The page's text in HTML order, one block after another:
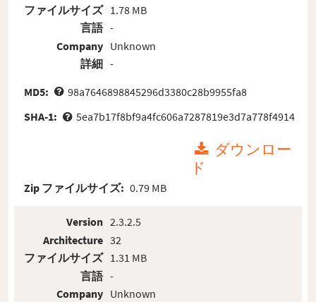
ファイルサイズ
言語
Company
詳細
1.78 MB
-
Unknown
-
MD5:
98a7646898845296d3380c28b9955fa8
SHA-1:
5ea7b17f8bf9a4fc606a7287819e3d7a778f4914
ダウンロー
ド
Zip ファイルサイズ: 0.79 MB
Version
Architecture
ファイルサイズ
言語
Company
2.3.2.5
32
1.31 MB
-
Unknown